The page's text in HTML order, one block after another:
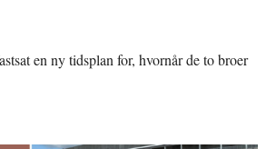
en ny tidsplan for, hvornår de to broer